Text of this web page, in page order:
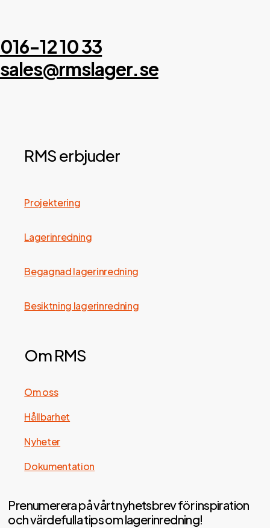
016-12 10 33
sales@rmslager.se
RMS erbjuder
Projektering
Lagerinredning
Begagnad lagerinredning
Besiktning lagerinredning
Om RMS
Om oss
Hållbarhet
Nyheter
Dokumentation
Prenumerera på vårt nyhetsbrev för inspiration
och värdefulla tips om lagerinredning!